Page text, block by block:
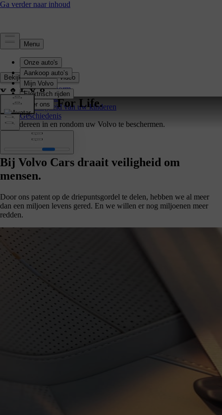
Veiligheid
Overzicht
Veiligheidsnorm
Technologie
De veiligheid van uw kinderen
Geschiedenis
Veiligheid. For Life.
Om iedereen in en rondom uw Volvo te beschermen.
Sinds 1927
Bij Volvo Cars draait veiligheid om
mensen.
Door ons patent op de driepuntsgordel te delen, hebben we al meer
dan een miljoen levens gered. En we willen er nog miljoenen meer
redden.
Bekijk de volledige video